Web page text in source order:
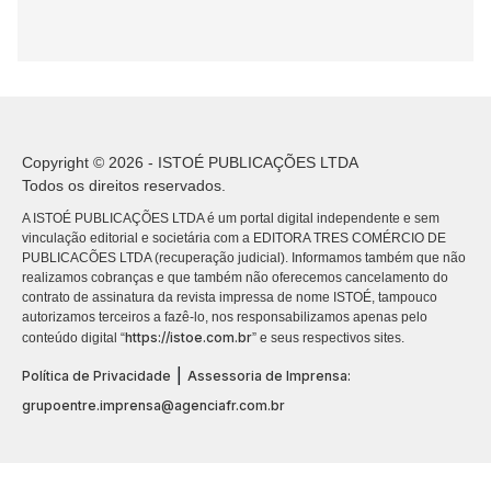
Copyright © 2026 - ISTOÉ PUBLICAÇÕES LTDA
Todos os direitos reservados.
A ISTOÉ PUBLICAÇÕES LTDA é um portal digital independente e sem
vinculação editorial e societária com a EDITORA TRES COMÉRCIO DE
PUBLICACÕES LTDA (recuperação judicial). Informamos também que não
realizamos cobranças e que também não oferecemos cancelamento do
contrato de assinatura da revista impressa de nome ISTOÉ, tampouco
autorizamos terceiros a fazê-lo, nos responsabilizamos apenas pelo
conteúdo digital “https://istoe.com.br” e seus respectivos sites.
Política de Privacidade
Assessoria de Imprensa:
grupoentre.imprensa@agenciafr.com.br